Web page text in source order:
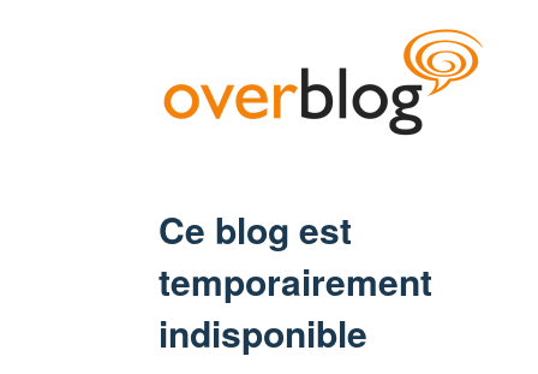
Ce blog est
temporairement
indisponible